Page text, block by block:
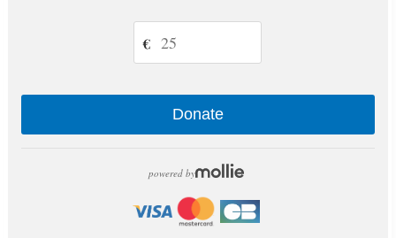
€
Donate
powered by